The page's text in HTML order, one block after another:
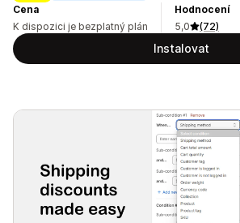
Cena
K dispozici je bezplatný plán
Hodnocení
5,0
(72)
Instalovat